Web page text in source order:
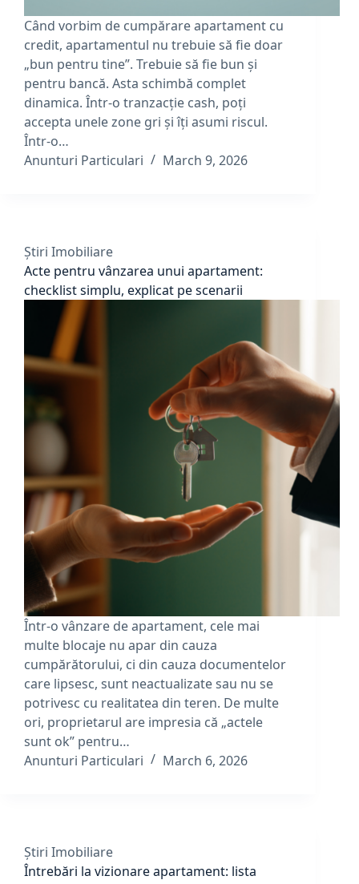
Când vorbim de cumpărare apartament cu
credit, apartamentul nu trebuie să fie doar
„bun pentru tine”. Trebuie să fie bun și
pentru bancă. Asta schimbă complet
dinamica. Într-o tranzacție cash, poți
accepta unele zone gri și îți asumi riscul.
Într-o…
Anunturi Particulari
March 9, 2026
Știri Imobiliare
Acte pentru vânzarea unui apartament:
checklist simplu, explicat pe scenarii
Într-o vânzare de apartament, cele mai
multe blocaje nu apar din cauza
cumpărătorului, ci din cauza documentelor
care lipsesc, sunt neactualizate sau nu se
potrivesc cu realitatea din teren. De multe
ori, proprietarul are impresia că „actele
sunt ok” pentru…
Anunturi Particulari
March 6, 2026
Știri Imobiliare
Întrebări la vizionare apartament: lista